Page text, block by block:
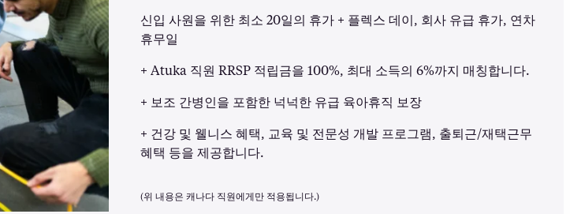
신입 사원을 위한 최소 20일의 휴가 + 플렉스 데이, 회사 유급 휴가, 연차
휴무일
+ Atuka 직원 RRSP 적립금을 100%, 최대 소득의 6%까지 매칭합니다.
+ 보조 간병인을 포함한 넉넉한 유급 육아휴직 보장
+ 건강 및 웰니스 혜택, 교육 및 전문성 개발 프로그램, 출퇴근/재택근무
혜택 등을 제공합니다.
(위 내용은 캐나다 직원에게만 적용됩니다.)